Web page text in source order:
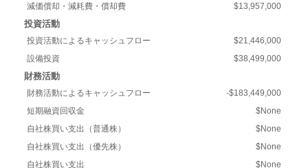
減価償却・減耗費・償却費
$13,957,000
投資活動
投資活動によるキャッシュフロー
$21,446,000
設備投資
$38,499,000
財務活動
財務活動によるキャッシュフロー
-$183,449,000
短期融資回収金
$None
自社株買い支出（普通株）
$None
自社株買い支出（優先株）
$None
自社株買い支出
$None